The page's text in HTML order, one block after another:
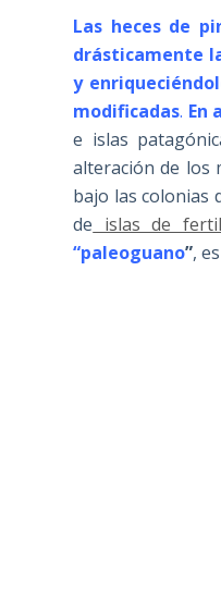
Las heces de
drásticamente
y
modificadas. En
e islas
alteración de los
bajo las colonias
de islas de
“paleoguano”,